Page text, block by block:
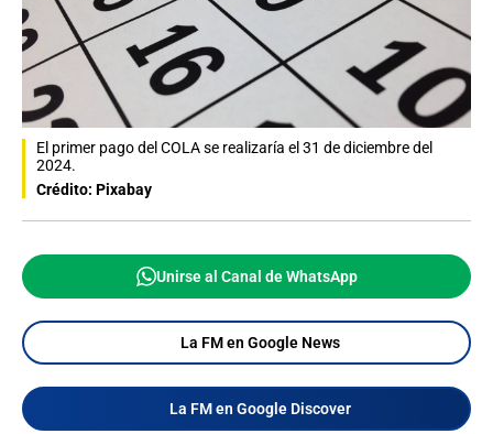
El primer pago del COLA se realizaría el 31 de diciembre del
2024.
Crédito: Pixabay
Unirse al Canal de WhatsApp
La FM en Google News
La FM en Google Discover